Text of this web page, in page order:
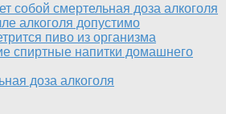
собой смертельная доза алкоголя
алкоголя допустимо
пиво из организма
спиртные напитки домашнего
доза алкоголя